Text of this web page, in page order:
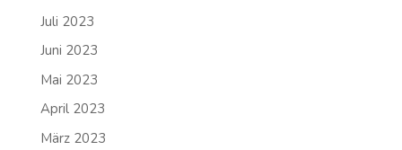
Juli 2023
Juni 2023
Mai 2023
April 2023
März 2023